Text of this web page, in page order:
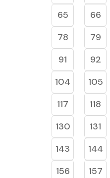
65
66
78
79
91
92
104
105
117
118
130
131
143
144
156
157